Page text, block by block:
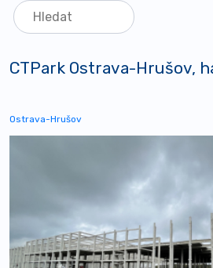
CTPark Ostrava-Hrušov,
Ostrava-Hrušov